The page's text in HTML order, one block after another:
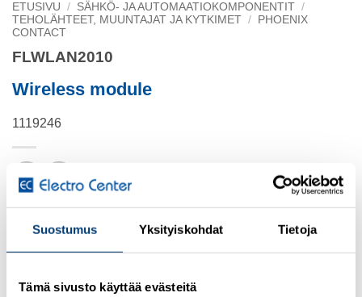
Suostumus Yksityiskohdat Tietoja
Tämä sivusto käyttää evästeitä
ETUSIVU / SÄHKÖ- JA AUTOMAATIOKOMPONENTIT /
TEHOLÄHTEET, MUUNTAJAT JA KYTKIMET /
PHOENIX
CONTACT
FLWLAN2010
Wireless module
1119246
Kirjaudu sisään nähdäksesi hinnat ja käyttääksesi
verkkokauppaa
connections (RSMA-F), IP20, temperature range : -40°C …